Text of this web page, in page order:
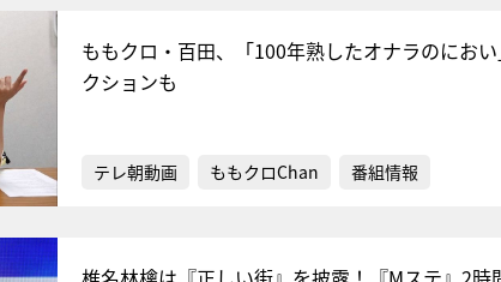
ももクロ・百田、「100年熟したオナラのにお
クションも
テレ朝動画 ももクロChan 番組情報